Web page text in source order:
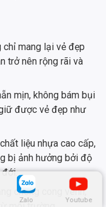
Zalo Youtube
chỉ mang lại vẻ đẹp
trở nên rộng rãi và
mịn, không bám bụi
được vẻ đẹp như
liệu nhựa cao cấp,
bị ảnh hưởng bởi độ
đới.
chống cong vênh,